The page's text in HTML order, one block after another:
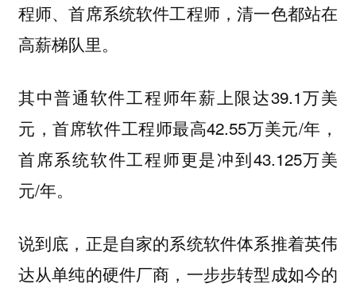
程师、首席系统软件工程师，清一色都站在
高薪梯队里。
其中普通软件工程师年薪上限达39.1万美
元，首席软件工程师最高42.55万美元/年，
首席系统软件工程师更是冲到43.125万美
元/年。
说到底，正是自家的系统软件体系推着英伟
达从单纯的硬件厂商，一步步转型成如今的